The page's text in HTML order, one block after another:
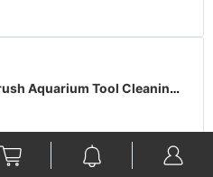
Mini Fish Tank Magnetic Brush Aquarium Tool Cleaning Glass Algae Scraper Kit